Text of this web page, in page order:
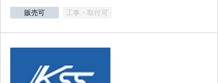
販売可 工事・取付可